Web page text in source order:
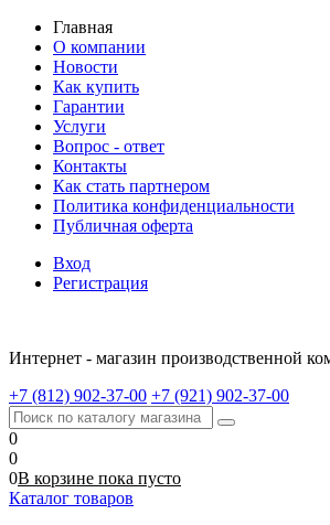
Главная
О компании
Новости
Как купить
Гарантии
Услуги
Вопрос - ответ
Контакты
Как стать партнером
Политика конфиденциальности
Публичная оферта
Вход
Регистрация
Интернет - магазин производственной
+7 (812) 902-37-00 +7 (921) 902-37-00
0
0
0В корзине пока пусто
Каталог товаров